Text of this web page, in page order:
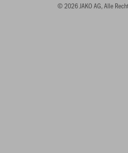
© 2026 JAKO AG, Alle